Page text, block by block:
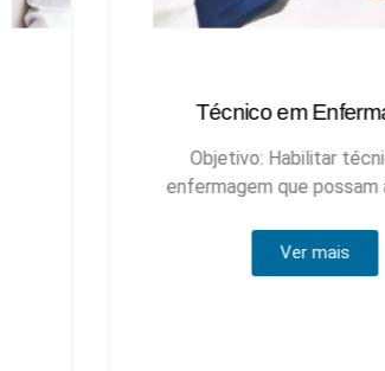
Técnico em Enfermagem
Objetivo: Habilitar técnicos de
enfermagem que possam atuar, sob